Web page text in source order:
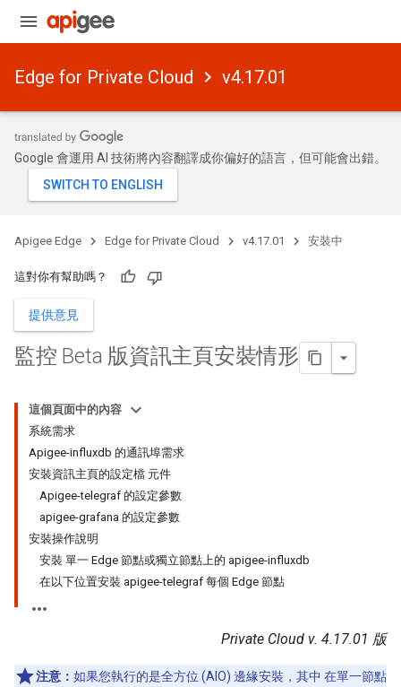
Edge for Private Cloud v4.17.01
Google 會運用 AI 技術將內容翻譯成你偏好的語言，但可能會出錯。
Apigee Edge Edge for Private Cloud v4.17.01 安裝中
這對你有幫助嗎？
提供意見
監控 Beta 版資訊主頁安裝情形
這個頁面中的內容
系統需求
Apigee-influxdb 的通訊埠需求
安裝資訊主頁的設定檔 元件
Apigee-telegraf 的設定參數
apigee-grafana 的設定參數
安裝操作說明
安裝 單一 Edge 節點或獨立節點上的 apigee-influxdb
在以下位置安裝 apigee-telegraf 每個 Edge 節點
Private Cloud v. 4.17.01 版
注意： 如果您執行的是全方位 (AIO) 邊緣安裝，其中 在單一節點